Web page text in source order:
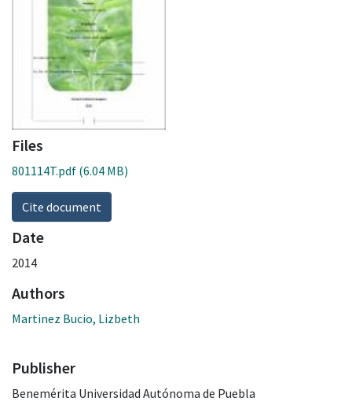
Files
801114T.pdf (6.04 MB)
Cite document
Date
2014
Authors
Martinez Bucio, Lizbeth
Publisher
Benemérita Universidad Autónoma de Puebla